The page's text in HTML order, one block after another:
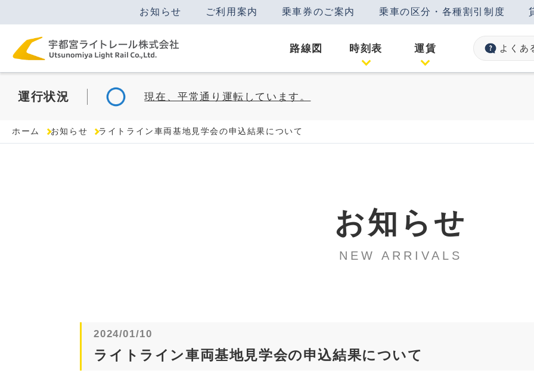
お知らせ ご利用案内 乗車券のご案内 乗車の区分・各種割引制度
路線図 時刻表 運賃 よくあ
運行状況 現在、平常通り運転しています。
ホーム お知らせ ライトライン車両基地見学会の申込結果について
お知らせ
NEW ARRIVALS
2024/01/10
ライトライン車両基地見学会の申込結果について